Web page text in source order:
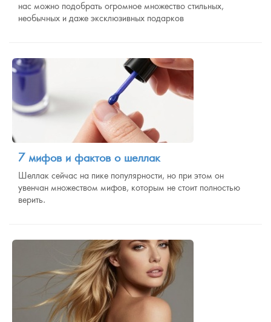
нас можно подобрать огромное множество стильных,
необычных и даже эксклюзивных подарков
7 мифов и фактов о шеллак
Шеллак сейчас на пике популярности, но при этом он
увенчан множеством мифов, которым не стоит полностью
верить.